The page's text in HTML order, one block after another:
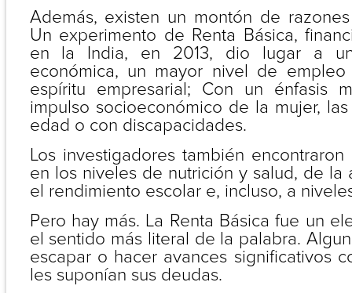
Además, existen un montón de
Un experimento de Renta Básica,
en la India, en 2013, dio lugar a
económica, un mayor nivel de
espíritu empresarial; Con un énfasis
impulso socioeconómico de la mujer,
edad o con discapacidades.
Los investigadores también
en los niveles de nutrición y salud, de la
el rendimiento escolar e, incluso, a
Pero hay más. La Renta Básica fue un
el sentido más literal de la palabra.
escapar o hacer avances significativos
les suponían sus deudas.